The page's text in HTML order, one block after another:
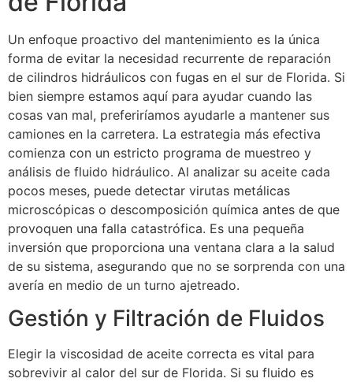
Un enfoque proactivo del mantenimiento es la única
forma de evitar la necesidad recurrente de reparación
de cilindros hidráulicos con fugas en el sur de Florida. Si
bien siempre estamos aquí para ayudar cuando las
cosas van mal, preferiríamos ayudarle a mantener sus
camiones en la carretera. La estrategia más efectiva
comienza con un estricto programa de muestreo y
análisis de fluido hidráulico. Al analizar su aceite cada
pocos meses, puede detectar virutas metálicas
microscópicas o descomposición química antes de que
provoquen una falla catastrófica. Es una pequeña
inversión que proporciona una ventana clara a la salud
de su sistema, asegurando que no se sorprenda con una
avería en medio de un turno ajetreado.
Gestión y Filtración de Fluidos
Elegir la viscosidad de aceite correcta es vital para
sobrevivir al calor del sur de Florida. Si su fluido es